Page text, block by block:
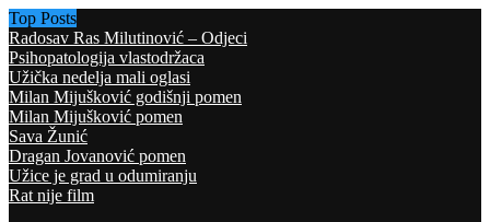
Top Posts
Radosav Ras Milutinović – Odjeci
Psihopatologija vlastodržaca
Užička nedelja mali oglasi
Milan Mijušković godišnji pomen
Milan Mijušković pomen
Sava Žunić
Dragan Jovanović pomen
Užice je grad u odumiranju
Rat nije film